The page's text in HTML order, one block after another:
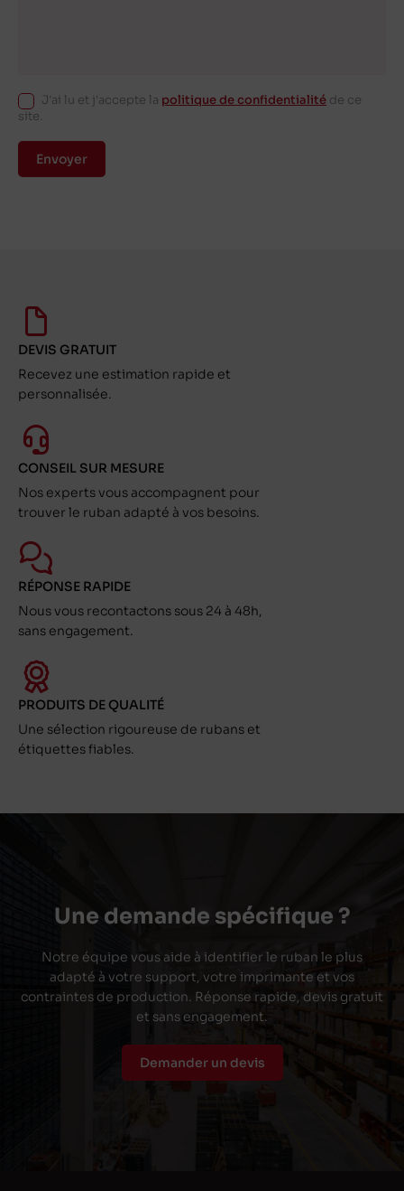
J'ai lu et j'accepte la politique de confidentialité de ce
site.
Envoyer
DEVIS GRATUIT
Recevez une estimation rapide et
personnalisée.
CONSEIL SUR MESURE
Nos experts vous accompagnent pour
trouver le ruban adapté à vos besoins.
RÉPONSE RAPIDE
Nous vous recontactons sous 24 à 48h,
sans engagement.
PRODUITS DE QUALITÉ
Une sélection rigoureuse de rubans et
étiquettes fiables.
Une demande spécifique ?
Notre équipe vous aide à identifier le ruban le plus
adapté à votre support, votre imprimante et vos
contraintes de production. Réponse rapide, devis gratuit
et sans engagement.
Demander un devis